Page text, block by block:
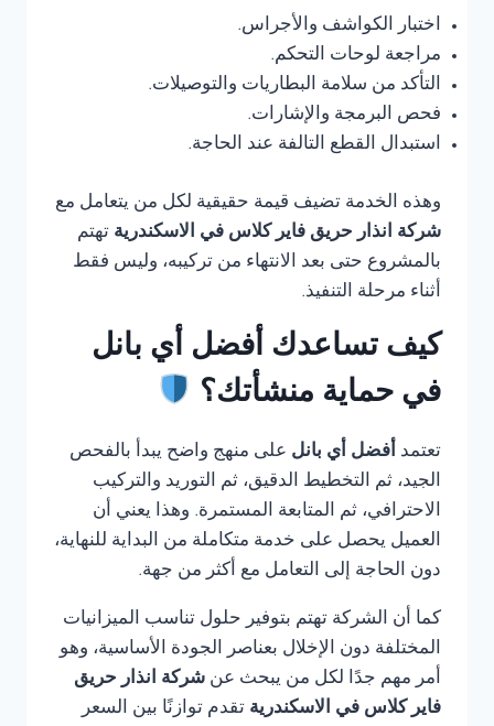
اختبار الكواشف والأجراس.
مراجعة لوحات التحكم.
التأكد من سلامة البطاريات والتوصيلات.
فحص البرمجة والإشارات.
استبدال القطع التالفة عند الحاجة.
وهذه الخدمة تضيف قيمة حقيقية لكل من يتعامل مع
شركة انذار حريق فاير كلاس في الاسكندرية تهتم
بالمشروع حتى بعد الانتهاء من تركيبه، وليس فقط
أثناء مرحلة التنفيذ.
كيف تساعدك أفضل أي بانل
في حماية منشأتك؟
تعتمد أفضل أي بانل على منهج واضح يبدأ بالفحص
الجيد، ثم التخطيط الدقيق، ثم التوريد والتركيب
الاحترافي، ثم المتابعة المستمرة. وهذا يعني أن
العميل يحصل على خدمة متكاملة من البداية للنهاية،
دون الحاجة إلى التعامل مع أكثر من جهة.
كما أن الشركة تهتم بتوفير حلول تناسب الميزانيات
المختلفة دون الإخلال بعناصر الجودة الأساسية، وهو
أمر مهم جدًا لكل من يبحث عن شركة انذار حريق
فاير كلاس في الاسكندرية تقدم توازنًا بين السعر